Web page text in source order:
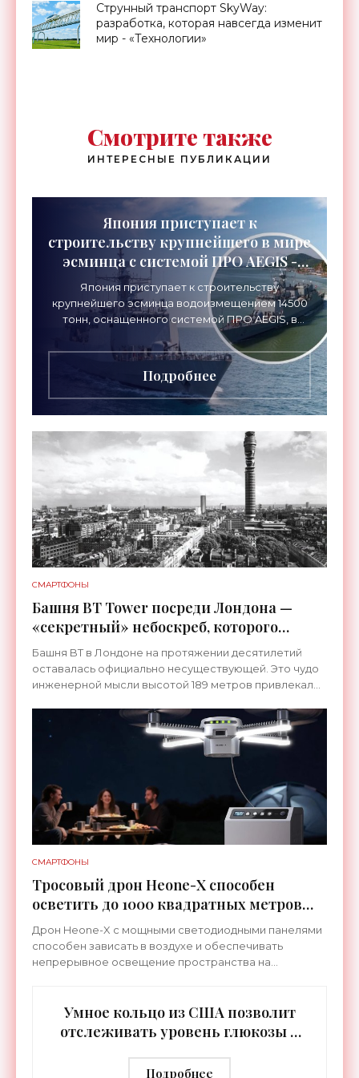
Струнный транспорт SkyWay:
разработка, которая навсегда изменит
мир - «Технологии»
Смотрите также
ИНТЕРЕСНЫЕ ПУБЛИКАЦИИ
Япония приступает к
строительству крупнейшего в мире
эсминца с системой ПРО AEGIS -
«Оружие»
Япония приступает к строительству
крупнейшего эсминца водоизмещением 14500
тонн, оснащенного системой ПРО AEGIS, в
ответ на изменяющуюся ситуацию в Восточной
Азии — в частности, на
Подробнее
СМАРТФОНЫ
Башня BT Tower посреди Лондона —
«секретный» небоскреб, которого
никогда не существовало -
«Технологии»
Башня BT в Лондоне на протяжении десятилетий
оставалась официально несуществующей. Это чудо
инженерной мысли высотой 189 метров привлекало
королевской
СМАРТФОНЫ
Тросовый дрон Heone-X способен
осветить до 1000 квадратных метров
земли - «Беспилотники»
Дрон Heone-X с мощными светодиодными панелями
способен зависать в воздухе и обеспечивать
непрерывное освещение пространства на
Умное кольцо из США позволит
отслеживать уровень глюкозы и
«Технологии»
Подробнее